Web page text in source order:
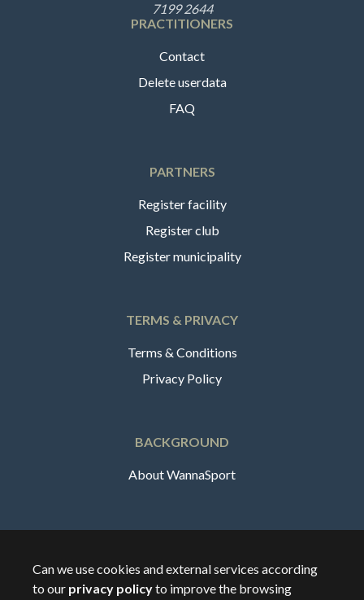
7199 2644
PRACTITIONERS
Contact
Delete userdata
FAQ
PARTNERS
Register facility
Register club
Register municipality
TERMS & PRIVACY
Terms & Conditions
Privacy Policy
BACKGROUND
About WannaSport
🇸🇪Sverige
Can we use cookies and external services according
to our privacy policyto improve the browsing